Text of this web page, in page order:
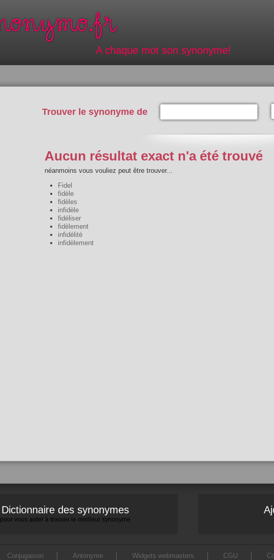
A chaque mot son synonyme!
Trouver le synonyme de
Aucun résultat exact n'a été trouvé
néanmoins vous vouliez peut être trouver...
Fidel
fidèle
fidèles
infidèle
fidéliser
fidèlement
infidélité
infidèlement
Dictionnaire des synonymes
pour vous aider à trouver le meilleur synonyme
Conjugaison Antonyme Widgets webmasters CGU